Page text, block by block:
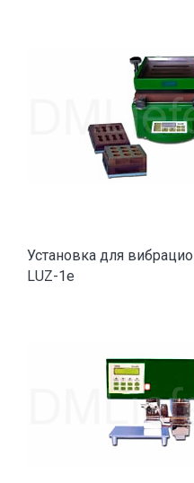
Установка для
LUZ-1e